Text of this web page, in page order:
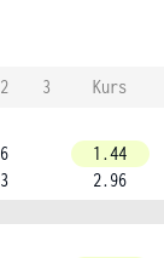
2 3
Kurs
6
3
1.44
2.96